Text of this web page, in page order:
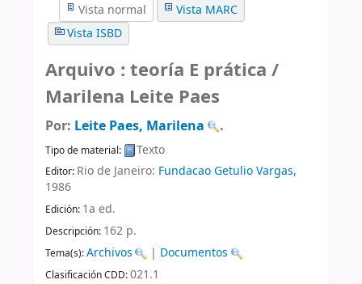
Vista normal
Vista MARC
Vista ISBD
Arquivo : teoría E prática /
Marilena Leite Paes
Por: Leite Paes, Marilena .
Tipo de material: Texto
Editor: Rio de Janeiro: Fundacao Getulio Vargas,
1986
Edición: 1a ed.
Descripción: 162 p.
Tema(s):Archivos | Documentos
Clasificación CDD:021.1